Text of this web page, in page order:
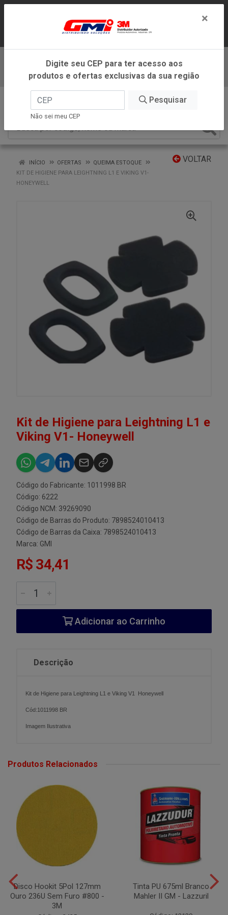
ATENDIMENTO DENTRO DO ESTADO DE
MINAS GERAIS.
Baixe já nosso APP
VOLTAR
INÍCIO OFERTAS
QUEIMA ESTOQUE
KIT DE HIGIENE PARA LEIGHTNING L1 E VIKING V1-
HONEYWELL
Kit de Higiene para Leightning L1 e
Viking V1- Honeywell
Código do Fabricante: 1011998 BR
Código: 6222
Código NCM: 39269090
Código de Barras do Produto: 7898524010413
Código de Barras da Caixa: 7898524010413
Marca: GMI
R$ 34,41
Adicionar ao Carrinho
Descrição
Kit de Higiene para Leightning L1 e Viking V1 Honeywell
Cód:1011998 BR
Imagem Ilustrativa
Produtos Relacionados
Disco Hookit 5Pol 127mm
Ouro 236U Sem Furo #800 -
3M
Tinta PU 675ml Branco
Mahler II GM - Lazzuril
×
Digite seu CEP para ter acesso aos
produtos e ofertas exclusivas da sua região
Pesquisar
Não sei meu CEP